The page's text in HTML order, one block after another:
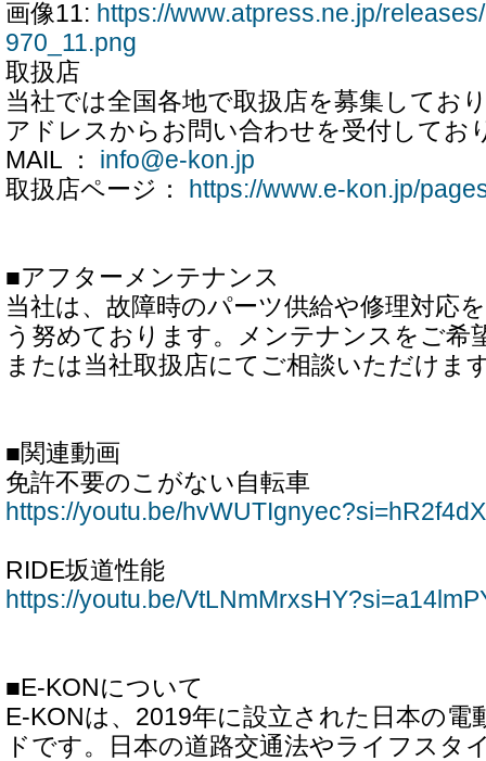
画像11: https://www.atpress.ne.jp/
970_11.png
取扱店
当社では全国各地で取扱店を募集してお
アドレスからお問い合わせを受付してお
MAIL ： info@e-kon.jp
取扱店ページ：
https://www.e-kon.jp/
■アフターメンテナンス
当社は、故障時のパーツ供給や修理対応
う努めております。メンテナンスをご希
または当社取扱店にてご相談いただけま
■関連動画
免許不要のこがない自転車
https://youtu.be/
RIDE坂道性能
https://youtu.be/
■E-KONについて
E-KONは、2019年に設立された日本の電
ドです。日本の道路交通法やライフスタ